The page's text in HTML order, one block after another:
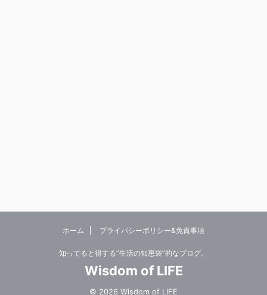
ホーム プライバシーポリシー&免責事項
知ってると得する”生活の知恵袋”的なブログ。
Wisdom of LIFE
© 2026 Wisdom of LIFE